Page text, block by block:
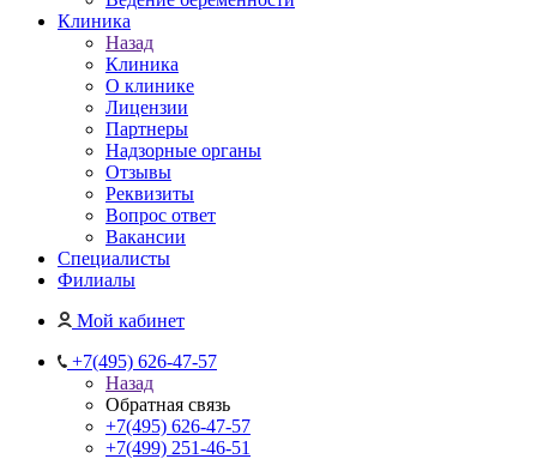
Клиника
Назад
Клиника
О клинике
Лицензии
Партнеры
Надзорные органы
Отзывы
Реквизиты
Вопрос ответ
Вакансии
Специалисты
Филиалы
Мой кабинет
+7(495) 626-47-57
Назад
Обратная связь
+7(495) 626-47-57
+7(499) 251-46-51